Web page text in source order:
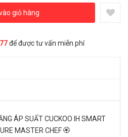
giỏ hàng
để được tư vấn miễn phí
ÁP SUẤT CUCKOO IH SMART
MASTER CHEF 🏵️